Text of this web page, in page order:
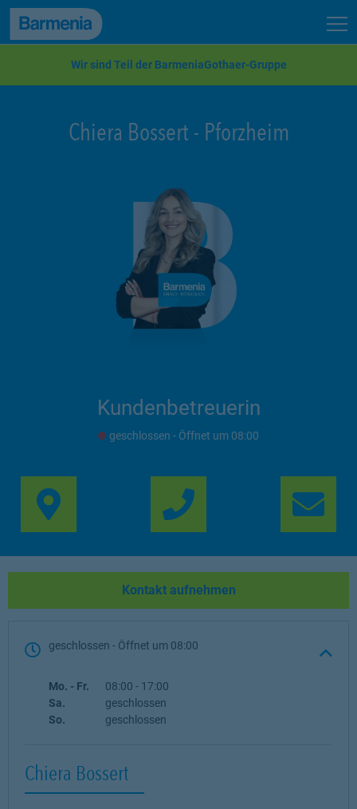
zum Seiteninhalt
Back to top
Wir sind Teil der BarmeniaGothaer-Gruppe
Chiera Bossert - Pforzheim
Kundenbetreuerin
geschlossen - Öffnet um 08:00
Link Opens in New
Kontakt aufnehmen
geschlossen - Öffnet um 08:00
Wochentag Öffnungszeiten
Mo. - Fr. 08:00 - 17:00
Sa.
geschlossen
So.
geschlossen
Chiera Bossert